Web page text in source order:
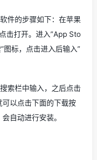
件的步骤如下：在苹果
击打开。进入”App Sto
图标，点击进入后输入”
索栏中输入，之后点击
以点击下面的下载按
自动进行安装。